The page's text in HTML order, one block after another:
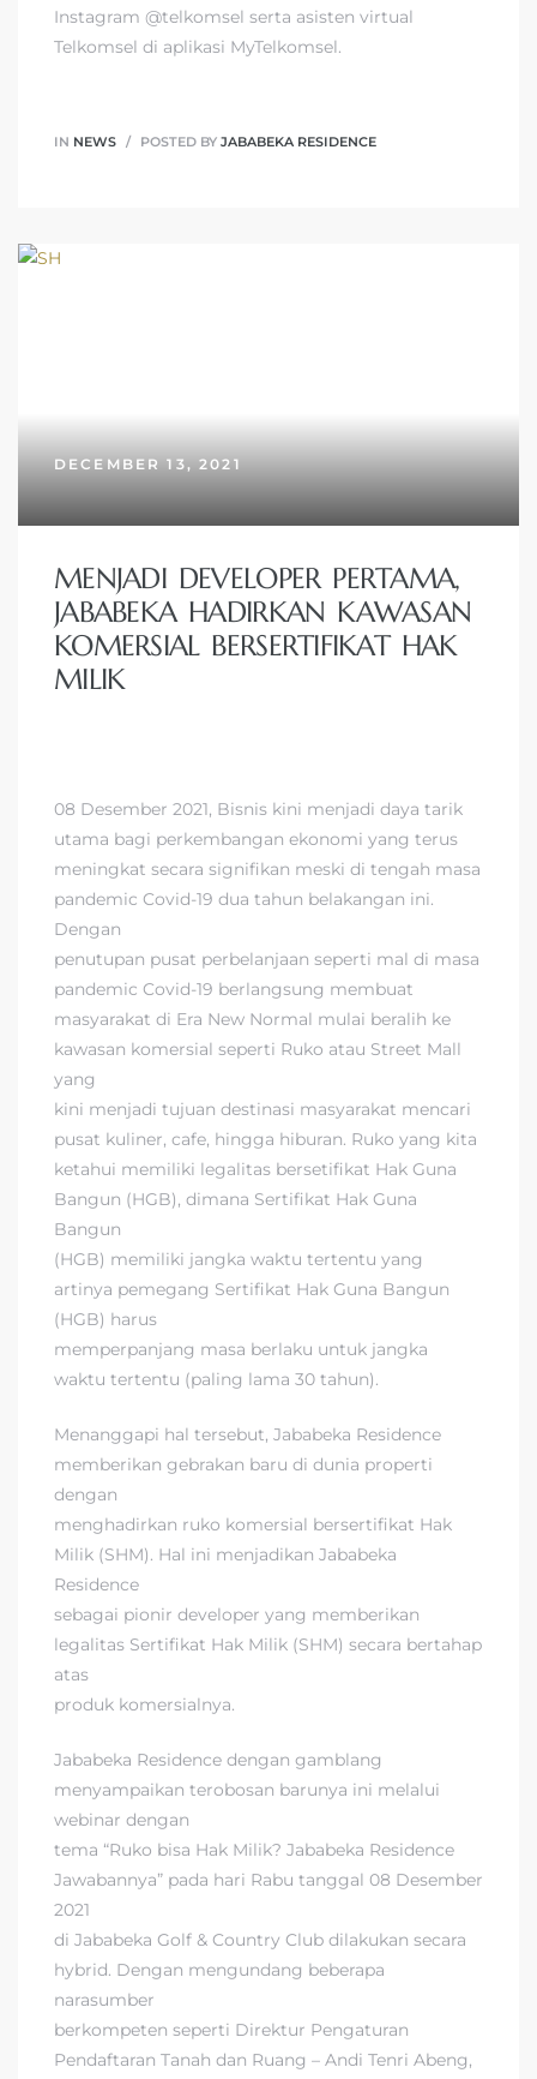
Instagram @telkomsel serta asisten virtual
Telkomsel di aplikasi MyTelkomsel.
IN NEWS POSTED BY JABABEKA RESIDENCE
DECEMBER 13, 2021
MENJADI DEVELOPER PERTAMA,
JABABEKA HADIRKAN KAWASAN
KOMERSIAL BERSERTIFIKAT HAK
MILIK
08 Desember 2021, Bisnis kini menjadi daya tarik
utama bagi perkembangan ekonomi yang terus
meningkat secara signifikan meski di tengah masa
pandemic Covid-19 dua tahun belakangan ini.
Dengan
penutupan pusat perbelanjaan seperti mal di masa
pandemic Covid-19 berlangsung membuat
masyarakat di Era New Normal mulai beralih ke
kawasan komersial seperti Ruko atau Street Mall
yang
kini menjadi tujuan destinasi masyarakat mencari
pusat kuliner, cafe, hingga hiburan. Ruko yang kita
ketahui memiliki legalitas bersetifikat Hak Guna
Bangun (HGB), dimana Sertifikat Hak Guna
Bangun
(HGB) memiliki jangka waktu tertentu yang
artinya pemegang Sertifikat Hak Guna Bangun
(HGB) harus
memperpanjang masa berlaku untuk jangka
waktu tertentu (paling lama 30 tahun).
Menanggapi hal tersebut, Jababeka Residence
memberikan gebrakan baru di dunia properti
dengan
menghadirkan ruko komersial bersertifikat Hak
Milik (SHM). Hal ini menjadikan Jababeka
Residence
sebagai pionir developer yang memberikan
legalitas Sertifikat Hak Milik (SHM) secara bertahap
atas
produk komersialnya.
Jababeka Residence dengan gamblang
menyampaikan terobosan barunya ini melalui
webinar dengan
tema “Ruko bisa Hak Milik? Jababeka Residence
Jawabannya” pada hari Rabu tanggal 08 Desember
2021
di Jababeka Golf & Country Club dilakukan secara
hybrid. Dengan mengundang beberapa
narasumber
berkompeten seperti Direktur Pengaturan
Pendaftaran Tanah dan Ruang – Andi Tenri Abeng,